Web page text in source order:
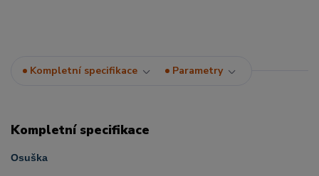
Kompletní specifikace Parametry
Kompletní specifikace
Osuška